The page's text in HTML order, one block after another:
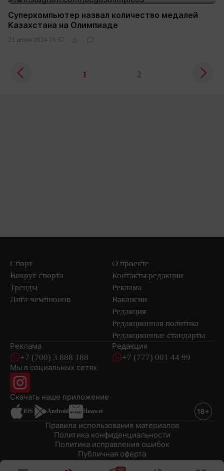
Суперкомпьютер назвал количество медалей
Казахстана на Олимпиаде
23 июля 2024 19:57
1 2
Спорт
Вокруг спорта
Тренды
Лига чемпионов
О проекте
Контакты редакции
Реклама
Вакансии
Редакция
Редакционная политика
Редакционные стандарты
Реклама
+7 (700) 3 888 188
Редакция
+7 (777) 001 44 99
Мы в социальных сетях
Скачать наше приложениеновостей
iOS Android Huawei
Публичная оферта
Политика исправления ошибок
Политика конфиденциальности
Правила использования материалов